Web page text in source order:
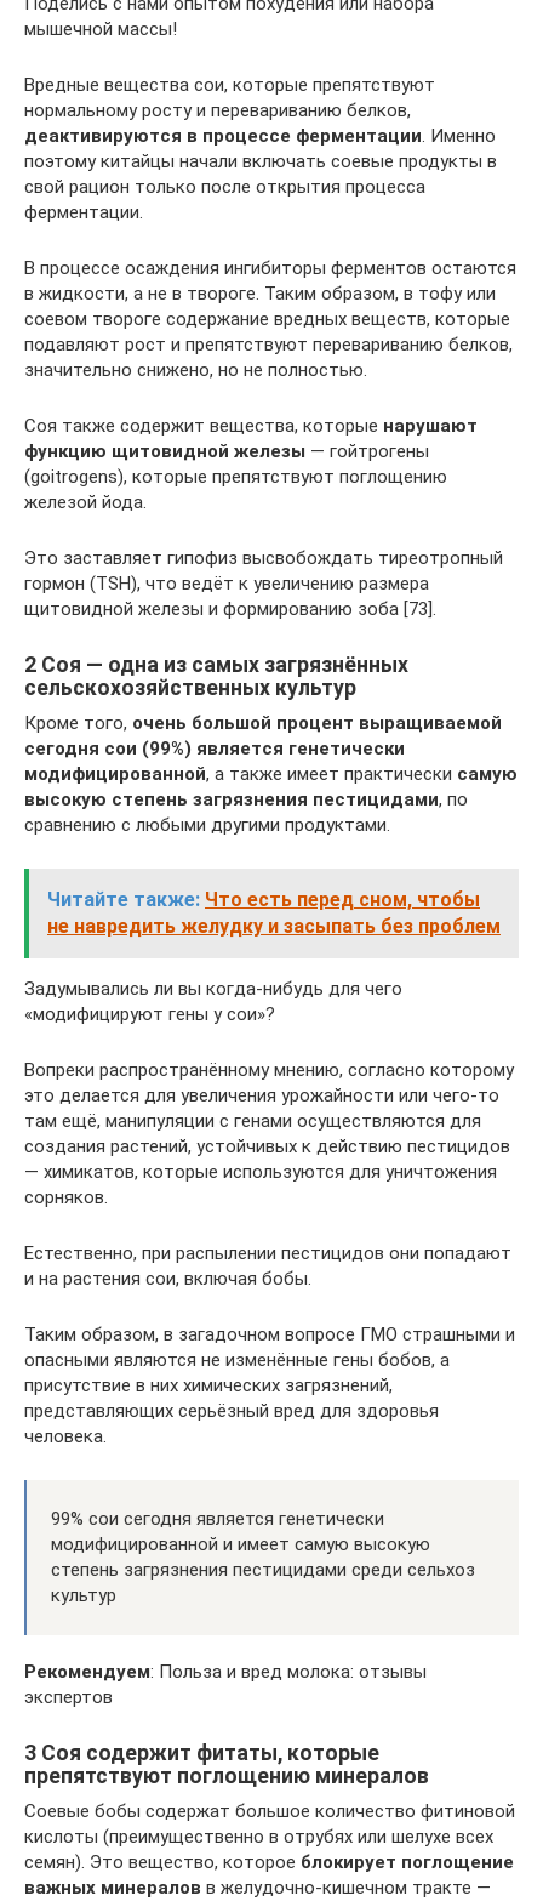
мышечной массы!
Вредные вещества сои, которые препятствуют
нормальному росту и перевариванию белков,
деактивируются в процессе ферментации. Именно
поэтому китайцы начали включать соевые продукты в
свой рацион только после открытия процесса
ферментации.
В процессе осаждения ингибиторы ферментов остаются
в жидкости, а не в твороге. Таким образом, в тофу или
соевом твороге содержание вредных веществ, которые
подавляют рост и препятствуют перевариванию белков,
значительно снижено, но не полностью.
Соя также содержит вещества, которые нарушают
функцию щитовидной железы — гойтрогены
(goitrogens), которые препятствуют поглощению
железой йода.
Это заставляет гипофиз высвобождать тиреотропный
гормон (TSH), что ведёт к увеличению размера
щитовидной железы и формированию зоба [73].
2 Соя — одна из самых загрязнённых
сельскохозяйственных культур
Кроме того, очень большой процент выращиваемой
сегодня сои (99%) является генетически
модифицированной, а также имеет практически самую
высокую степень загрязнения пестицидами, по
сравнению с любыми другими продуктами.
Читайте также: Что есть перед сном, чтобы
не навредить желудку и засыпать без проблем
Задумывались ли вы когда-нибудь для чего
«модифицируют гены у сои»?
Вопреки распространённому мнению, согласно которому
это делается для увеличения урожайности или чего-то
там ещё, манипуляции с генами осуществляются для
создания растений, устойчивых к действию пестицидов
— химикатов, которые используются для уничтожения
сорняков.
Естественно, при распылении пестицидов они попадают
и на растения сои, включая бобы.
Таким образом, в загадочном вопросе ГМО страшными и
опасными являются не изменённые гены бобов, а
присутствие в них химических загрязнений,
представляющих серьёзный вред для здоровья
человека.
99% сои сегодня является генетически
модифицированной и имеет самую высокую
степень загрязнения пестицидами среди сельхоз
культур
Рекомендуем: Польза и вред молока: отзывы
экспертов
3 Соя содержит фитаты, которые
препятствуют поглощению минералов
Соевые бобы содержат большое количество фитиновой
кислоты (преимущественно в отрубях или шелухе всех
семян). Это вещество, которое блокирует поглощение
важных минералов в желудочно-кишечном тракте —